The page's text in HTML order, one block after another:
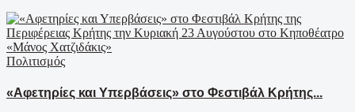
Πολιτισμός
«Αφετηρίες και Υπερβάσεις» στο Φεστιβάλ Κρήτης...